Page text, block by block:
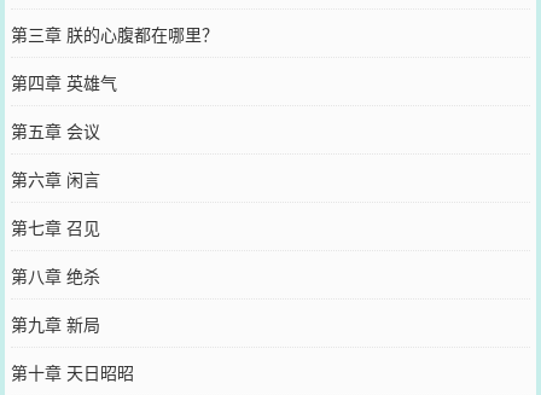
第三章 朕的心腹都在哪里？
第四章 英雄气
第五章 会议
第六章 闲言
第七章 召见
第八章 绝杀
第九章 新局
第十章 天日昭昭